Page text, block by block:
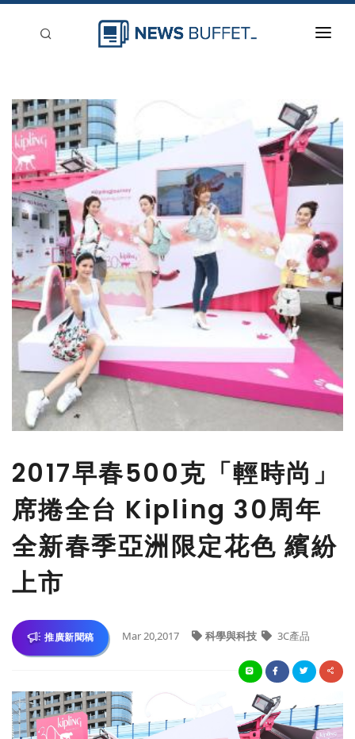
新聞稿分類
登入
刊登
2017早春500克「輕時尚」
席捲全台 Kipling 30周年
全新春季亞洲限定花色 繽紛
上市
推廣新聞稿 Mar 20,2017 科學與科技 3C產品